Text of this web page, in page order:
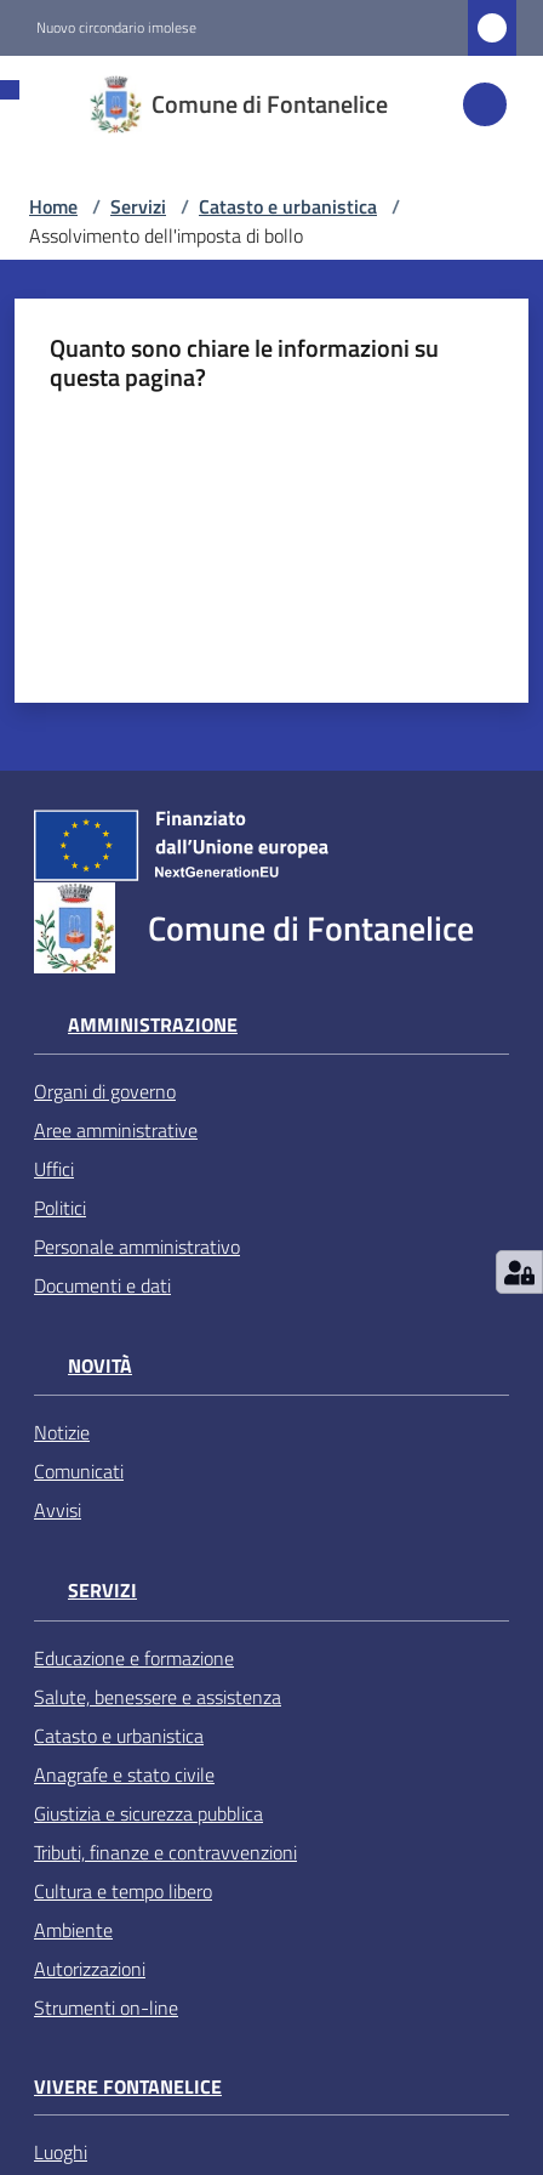
Nuovo circondario imolese
Comune di Fontanelice
Fontanelice
Amministrazione
Servizi
Menu selezionato
argomenti
Seguici
su
Home / Servizi / Catasto e urbanistica /
Assolvimento dell'imposta di bollo
Quanto sono chiare le informazioni su
questa pagina?
Comune di Fontanelice
AMMINISTRAZIONE
Organi di governo
Aree amministrative
Uffici
Politici
Personale amministrativo
Documenti e dati
NOVITÀ
Notizie
Comunicati
Avvisi
SERVIZI
Educazione e formazione
Salute, benessere e assistenza
Catasto e urbanistica
Anagrafe e stato civile
Giustizia e sicurezza pubblica
Tributi, finanze e contravvenzioni
Cultura e tempo libero
Ambiente
Autorizzazioni
Strumenti on-line
VIVERE FONTANELICE
Luoghi